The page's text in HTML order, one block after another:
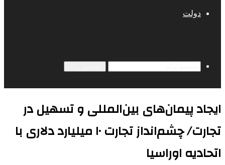
دولت
ایجاد پیمان‌های بین‌المللی و تسهیل در
تجارت/ چشم‌انداز تجارت ١٠ میلیارد دلاری با
اتحادیه اوراسیا